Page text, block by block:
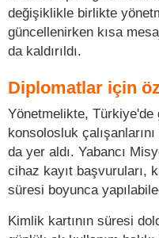
değişiklikle birlikte
güncellenirken kısa
da kaldırıldı.
Diplomatlar için
Yönetmelikte,
konsolosluk
da yer aldı. Yabancı
cihaz kayıt başvuruları,
süresi boyunca
Kimlik kartının süresi